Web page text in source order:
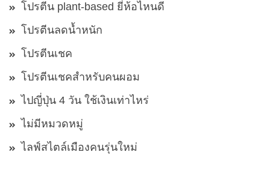
โปรตีน plant-based ยี่ห้อไหนดี
โปรตีนลดน้ำหนัก
โปรตีนเชค
โปรตีนเชคสำหรับคนผอม
ไปญี่ปุ่น 4 วัน ใช้เงินเท่าไหร่
ไม่มีหมวดหมู่
ไลฟ์สไตล์เมืองคนรุ่นใหม่